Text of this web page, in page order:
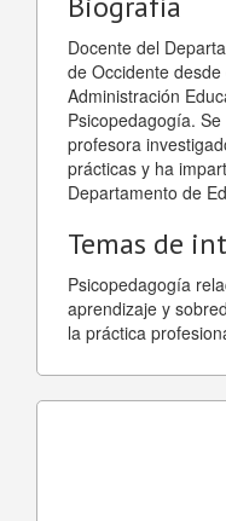
Docente del
de Occidente
Administración
Psicopedagogía.
profesora
prácticas y ha
Departamento de
Temas de
Psicopedagogía
aprendizaje y
la práctica